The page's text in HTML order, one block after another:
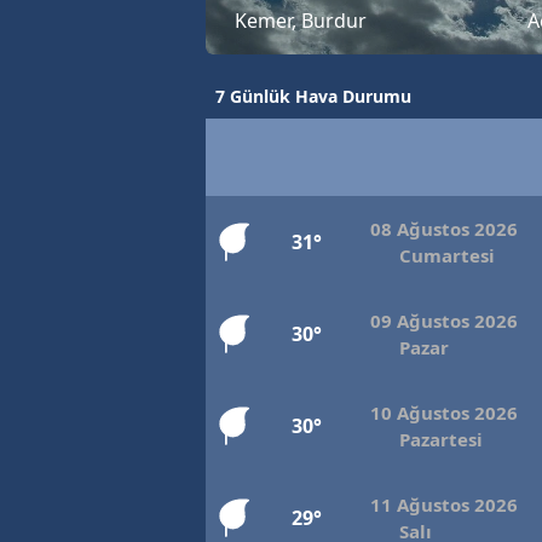
Kemer, Burdur
7 Günlük Hava Durumu
31°
08 Ağustos 2026
Cumartesi
30°
09 Ağustos 2026
Pazar
30°
10 Ağustos 2026
Pazartesi
29°
11 Ağustos 2026
Salı